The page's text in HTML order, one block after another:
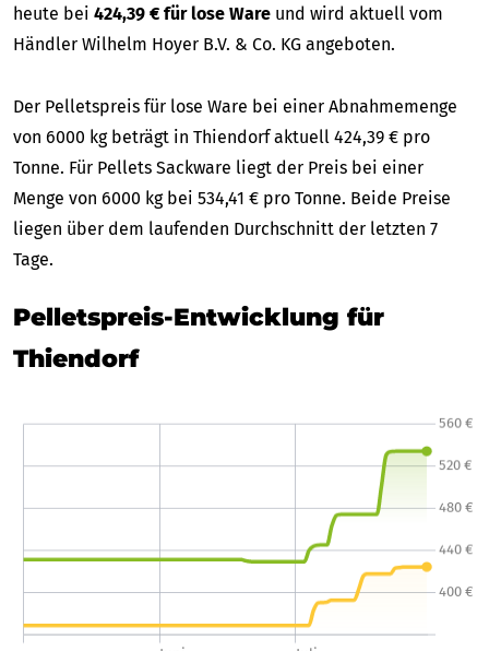
heute bei 424,39 € für lose Ware und wird aktuell vom
Händler Wilhelm Hoyer B.V. & Co. KG angeboten.
Der Pelletspreis für lose Ware bei einer Abnahmemenge
von 6000 kg beträgt in Thiendorf aktuell 424,39 € pro
Tonne. Für Pellets Sackware liegt der Preis bei einer
Menge von 6000 kg bei 534,41 € pro Tonne. Beide Preise
liegen über dem laufenden Durchschnitt der letzten 7
Tage.
Pelletspreis-Entwicklung für
Thiendorf